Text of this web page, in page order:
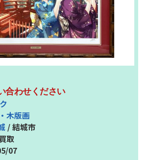
合わせください
木版画
/ 結城市
取
07